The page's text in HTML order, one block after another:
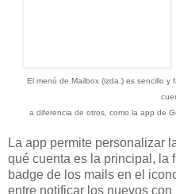
El menú de Mailbox (izda.) es sencillo y
a diferencia de otros, como la app de
La app permite personalizar
qué cuenta es la principal, la
badge de los mails en el
entre notificar los nuevos